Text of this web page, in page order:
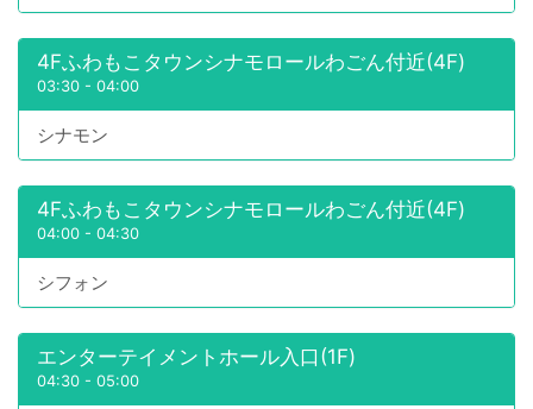
4Fふわもこタウンシナモロールわごん付近(4F)
03:30 - 04:00
シナモン
4Fふわもこタウンシナモロールわごん付近(4F)
04:00 - 04:30
シフォン
エンターテイメントホール入口(1F)
04:30 - 05:00